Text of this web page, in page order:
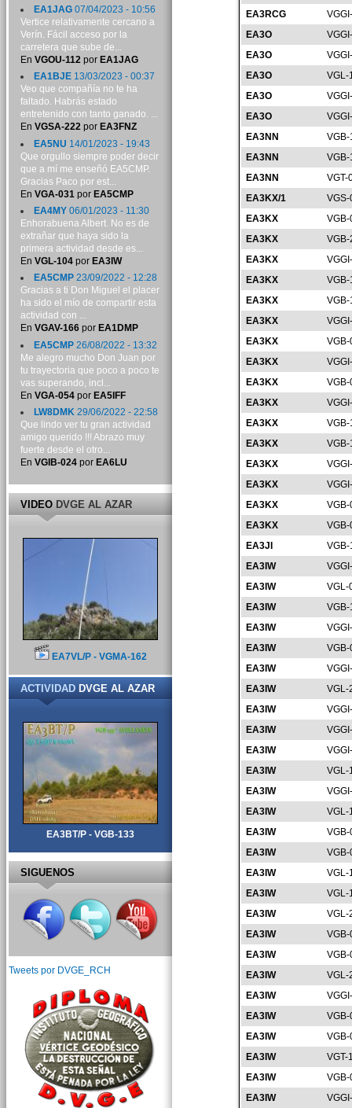
EA3RCG
EA3O
EA3O
EA3O
VGL-
EA3O
EA3O
EA3NN
EA3NN
EA3NN
VGT-
EA3KX/1
EA3KX
EA3KX
EA3KX
EA3KX
EA3KX
EA3KX
EA3KX
EA3KX
EA3KX
EA3KX
EA3KX
EA3KX
EA3KX
EA3KX
EA3KX
EA3KX
EA3JI
EA3IW
EA3IW
VGL-
EA3IW
VGB-
EA3IW
EA3IW
EA3IW
EA3IW
VGL-
EA3IW
EA3IW
EA3IW
EA3IW
VGL-
EA3IW
EA3IW
VGL-
EA3IW
EA3IW
EA3IW
VGL-
EA3IW
VGL-
EA3IW
VGL-
EA3IW
EA3IW
EA3IW
VGL-
EA3IW
EA3IW
EA3IW
EA3IW
VGT-
EA3IW
EA3IW
EA1JAG07/04/2023 - 10:56
Vertice relativamente cercano a
Verín. Fácil acceso por la
carretera que sube de...
En VGOU-112por EA1JAG
EA1BJE13/03/2023 - 00:37
Veo que compañía no te ha
faltado. Habrás estado
entretenido con tanto ganado. ...
En VGSA-222por EA3FNZ
EA5NU 14/01/2023 - 19:43
Que orgullo siempre poder decir
que a mí me enseñó EA5CMP.
Gracias Paco por est...
En VGA-031 por EA5CMP
EA4MY06/01/2023 - 11:30
Enhorabuena Albert. No es de
extrañar que haya sido la
primera actividad desde es...
En VGL-104por EA3IW
EA5CMP23/09/2022 - 12:28
Gracias a ti Don Miguel el placer
ha sido el mío de compartir esta
actividad con ...
En VGAV-166por EA1DMP
EA5CMP26/08/2022 - 13:32
Me alegro mucho Don Juan por
tu trayectoria que poco a poco te
vas superando, incl...
En VGA-054por EA5IFF
LW8DMK29/06/2022 - 22:58
Que lindo ver tu gran actividad
amigo querido !!! Abrazo muy
fuerte desde el otro...
En VGIB-024por EA6LU
VIDEODVGE AL AZAR
EA7VL/P - VGMA-162
ACTIVIDADDVGE AL AZAR
EA3BT/P - VGB-133
SIGUENOS
Tweets por DVGE_RCH